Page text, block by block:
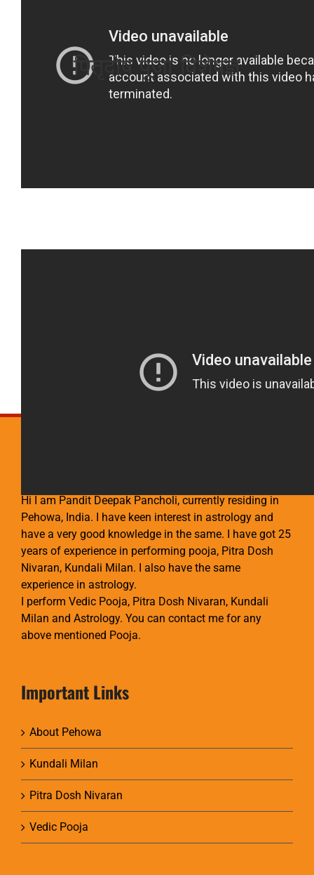
पितृदोष पूजा विशेषज्ञ
Hi I am Pandit Deepak Pancholi, currently residing in
Pehowa, India. I have keen interest in astrology and
have a very good knowledge in the same. I have got 25
years of experience in performing pooja, Pitra Dosh
Nivaran, Kundali Milan. I also have the same
experience in astrology.
I perform Vedic Pooja, Pitra Dosh Nivaran, Kundali
Milan and Astrology. You can contact me for any
above mentioned Pooja.
Important Links
About Pehowa
Kundali Milan
Pitra Dosh Nivaran
Vedic Pooja